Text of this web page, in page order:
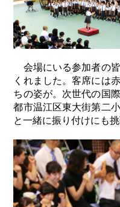
会場にいる参加者の
くれました。客席には
ちの姿が。次世代の国
都市温江区東大街第二
と一緒に振り付けにも